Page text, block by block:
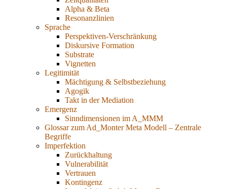
Alpha & Beta
Resonanzlinien
Sprache
Perspektiven-Verschränkung
Diskursive Formation
Substrate
Vignetten
Legitimität
Mächtigung & Selbstbeziehung
Agogik
Takt in der Mediation
Emergenz
Sinndimensionen im A_MMM
Glossar zum Ad_Monter Meta Modell – Zentrale
Begriffe
Imperfektion
Zurückhaltung
Vulnerabilität
Vertrauen
Kontingenz